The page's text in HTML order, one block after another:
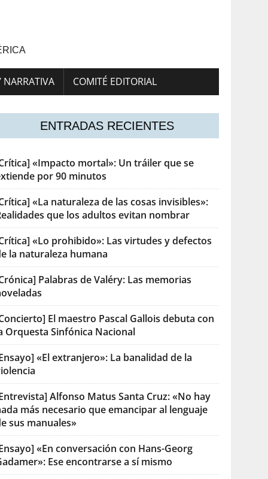
NARRATIVA COMITÉ EDITORIAL
ENTRADAS RECIENTES
«Impacto mortal»: Un tráiler que se
por 90 minutos
«La naturaleza de las cosas invisibles»:
que los adultos evitan nombrar
«Lo prohibido»: Las virtudes y defectos
la naturaleza humana
Palabras de Valéry: Las memorias
El maestro Pascal Gallois debuta con
Orquesta Sinfónica Nacional
«El extranjero»: La banalidad de la
Alfonso Matus Santa Cruz: «No hay
más necesario que emancipar al lenguaje
sus manuales»
«En conversación con Hans-Georg
Ese encontrarse a sí mismo